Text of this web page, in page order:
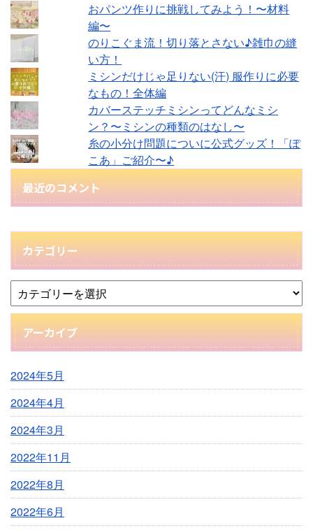
おパンツ作りに挑戦してみよう！〜材料
編〜
のりこぐま流！切り落とさない♪雑巾の縫
い方！
ミシンだけじゃ足りない(汗) 服作りに必要
なもの！全体編
カバーステッチミシンってどんなミシ
ン？〜ミシンの種類のはなし〜
糸の小分け問題についに公式グッズ！「ぽ
こあ」ご紹介〜♪
最近のコメント
カテゴリー
アーカイブ
2024年5月
2024年4月
2024年3月
2022年11月
2022年8月
2022年6月